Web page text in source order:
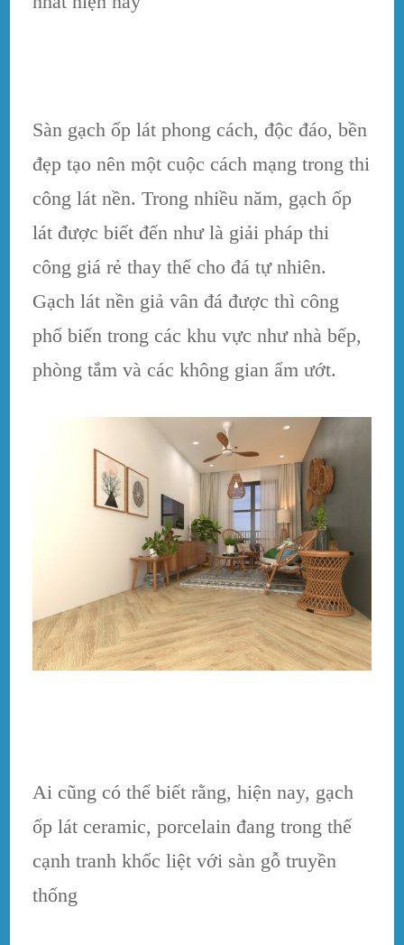
Sàn gạch ốp lát phong cách, độc đáo, bền
đẹp tạo nên một cuộc cách mạng trong thi
công lát nền. Trong nhiều năm, gạch ốp
lát được biết đến như là giải pháp thi
công giá rẻ thay thế cho đá tự nhiên.
Gạch lát nền giả vân đá được thì công
phổ biến trong các khu vực như nhà bếp,
phòng tắm và các không gian ẩm ướt.
Ai cũng có thể biết rằng, hiện nay, gạch
ốp lát ceramic, porcelain đang trong thế
cạnh tranh khốc liệt với sàn gỗ truyền
thống